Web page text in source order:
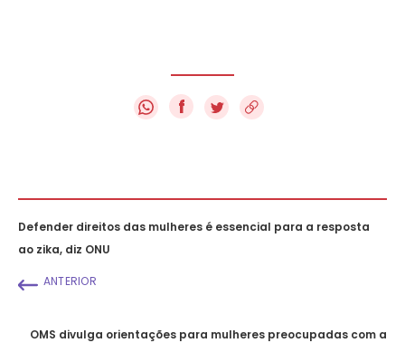
f
Defender direitos das mulheres é essencial para a resposta
ao zika, diz ONU
ANTERIOR
OMS divulga orientações para mulheres preocupadas com a